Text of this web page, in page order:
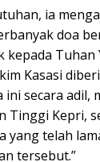
ia
doa
Tuhan
Kasasi
secara adil,
Tinggi Kepri,
yang telah
tersebut.”